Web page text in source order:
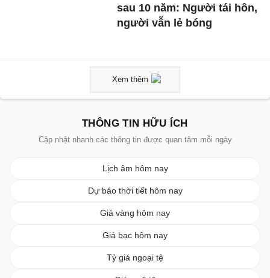
sau 10 năm: Người tái hôn,
người vẫn lẻ bóng
Xem thêm
THÔNG TIN HỮU ÍCH
Cập nhật nhanh các thông tin được quan tâm mỗi ngày
Lịch âm hôm nay
Dự báo thời tiết hôm nay
Giá vàng hôm nay
Giá bạc hôm nay
Tỷ giá ngoại tệ